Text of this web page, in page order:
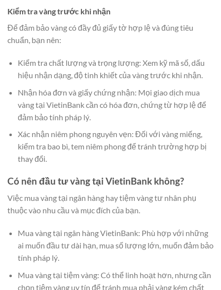
Kiểm tra vàng trước khi nhận
Để đảm bảo vàng có đầy đủ giấy tờ hợp lệ và đúng tiêu
chuẩn, bạn nên:
Kiểm tra chất lượng và trọng lượng: Xem kỹ mã số, dấu
hiệu nhận dạng, độ tinh khiết của vàng trước khi nhận.
Nhận hóa đơn và giấy chứng nhận: Mọi giao dịch mua
vàng tại VietinBank cần có hóa đơn, chứng từ hợp lệ để
đảm bảo tính pháp lý.
Xác nhận niêm phong nguyên vẹn: Đối với vàng miếng,
kiểm tra bao bì, tem niêm phong để tránh trường hợp bị
thay đổi.
Có nên đầu tư vàng tại VietinBank không?
Việc mua vàng tại ngân hàng hay tiệm vàng tư nhân phụ
thuộc vào nhu cầu và mục đích của bạn.
Mua vàng tại ngân hàng VietinBank: Phù hợp với những
ai muốn đầu tư dài hạn, mua số lượng lớn, muốn đảm bảo
tính pháp lý.
Mua vàng tại tiệm vàng: Có thể linh hoạt hơn, nhưng cần
chọn tiệm vàng uy tín để tránh mua phải vàng kém chất